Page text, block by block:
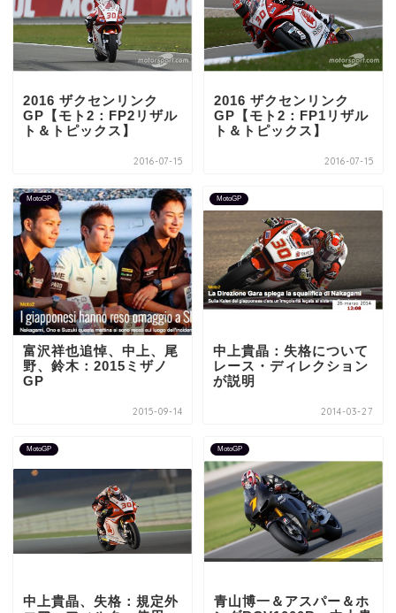
2016 ザクセンリンク
GP【モト2：FP2リザル
ト＆トピックス】
2016-07-15
2016 ザクセンリンク
GP【モト2：FP1リザル
ト＆トピックス】
2016-07-15
MotoGP
富沢祥也追悼、中上、尾
野、鈴木：2015ミザノ
GP
2015-09-14
MotoGP
中上貴晶：失格について
レース・ディレクション
が説明
2014-03-27
MotoGP
中上貴晶、失格：規定外
MotoGP
青山博一＆アスパー＆ホ